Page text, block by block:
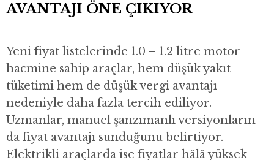
AVANTAJI ÖNE ÇIKIYOR
Yeni fiyat listelerinde 1.0 – 1.2 litre motor
hacmine sahip araçlar, hem düşük yakıt
tüketimi hem de düşük vergi avantajı
nedeniyle daha fazla tercih ediliyor.
Uzmanlar, manuel şanzımanlı versiyonların
da fiyat avantajı sunduğunu belirtiyor.
Elektrikli araçlarda ise fiyatlar hâlâ yüksek